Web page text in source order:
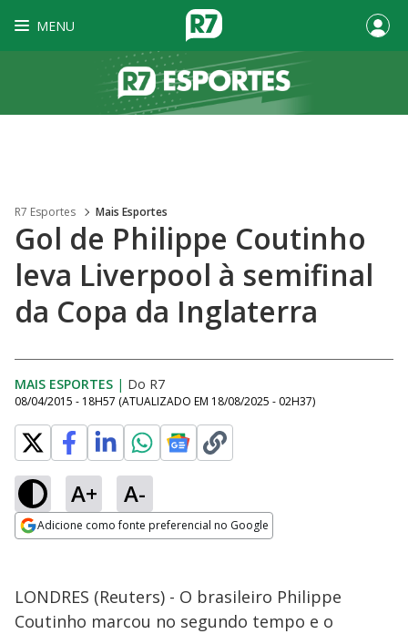
MENU
R7 Esportes Mais Esportes
Gol de Philippe Coutinho
leva Liverpool à semifinal
da Copa da Inglaterra
MAIS ESPORTES | Do R7
08/04/2015 - 18H57 (ATUALIZADO EM 18/08/2025 - 02H37)
A+ A-
Adicione como fonte preferencial no Google
LONDRES (Reuters) - O brasileiro Philippe
Coutinho marcou no segundo tempo e o